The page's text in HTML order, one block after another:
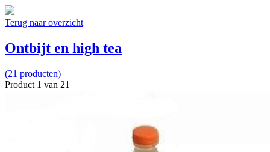
Terug naar overzicht
Ontbijt en high tea
(21 producten)
Product 1 van 21